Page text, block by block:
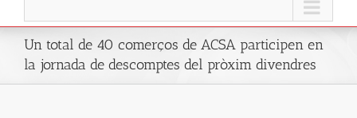
Un total de 40 comerços de ACSA participen en
la jornada de descomptes del pròxim divendres